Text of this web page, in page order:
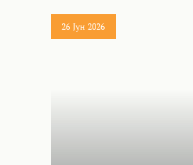
26 Јун 2026